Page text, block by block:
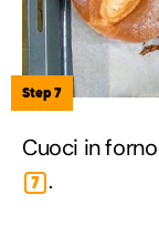
Step 7
Cuoci in
7 .